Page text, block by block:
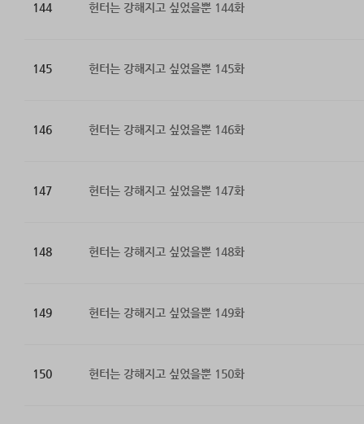
144 헌터는 강해지고 싶었을뿐 144화
145 헌터는 강해지고 싶었을뿐 145화
146 헌터는 강해지고 싶었을뿐 146화
147 헌터는 강해지고 싶었을뿐 147화
148 헌터는 강해지고 싶었을뿐 148화
149 헌터는 강해지고 싶었을뿐 149화
150 헌터는 강해지고 싶었을뿐 150화